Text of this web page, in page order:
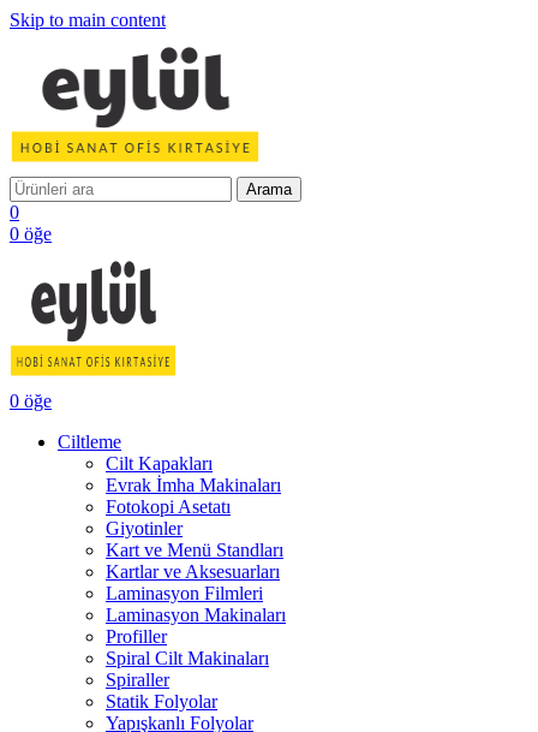
Skip to main content
Arama
0
0 öğe
0 öğe
Ciltleme
Cilt Kapakları
Evrak İmha Makinaları
Fotokopi Asetatı
Giyotinler
Kart ve Menü Standları
Kartlar ve Aksesuarları
Laminasyon Filmleri
Laminasyon Makinaları
Profiller
Spiral Cilt Makinaları
Spiraller
Statik Folyolar
Yapışkanlı Folyolar